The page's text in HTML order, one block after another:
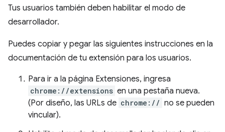
Tus usuarios también deben habilitar el modo de
desarrollador.
Puedes copiar y pegar las siguientes instrucciones en la
documentación de tu extensión para los usuarios.
Para ir a la página Extensiones, ingresa
chrome://extensions en una pestaña nueva.
(Por diseño, las URLs de chrome:// no se pueden
vincular).